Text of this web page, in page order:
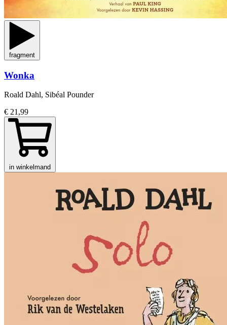
fragment
Wonka
Roald Dahl, Sibéal Pounder
€ 21,99
in winkelmand